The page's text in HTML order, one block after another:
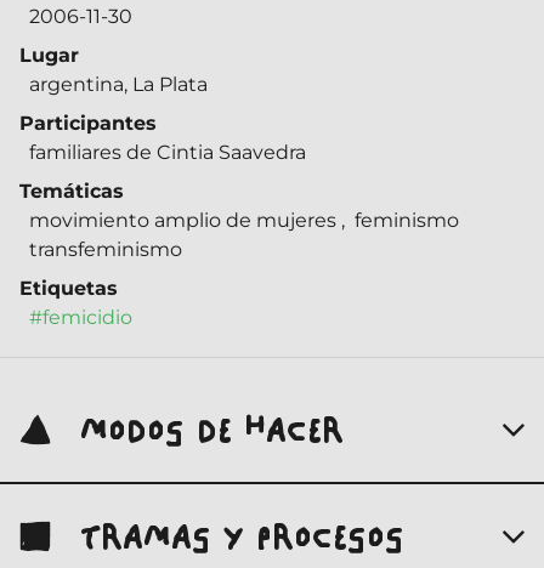
2006-11-30
Lugar
argentina, La Plata
Participantes
familiares de Cintia Saavedra
Temáticas
movimiento amplio de mujeres , feminismo
transfeminismo
Etiquetas
#femicidio
MODOS DE HACER
TRAMAS Y PROCESOS